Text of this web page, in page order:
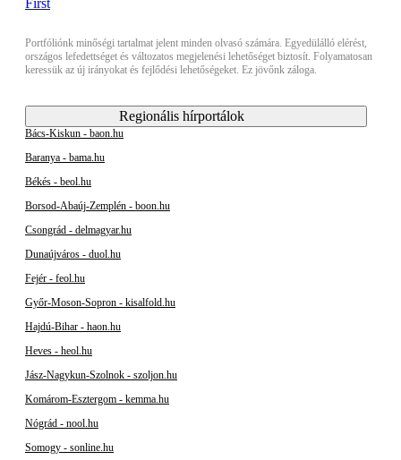
Portfóliónk minőségi tartalmat jelent minden olvasó számára. Egyedülálló elérést,
országos lefedettséget és változatos megjelenési lehetőséget biztosít. Folyamatosan
keressük az új irányokat és fejlődési lehetőségeket. Ez jövőnk záloga.
Regionális hírportálok
Bács-Kiskun - baon.hu
Baranya - bama.hu
Békés - beol.hu
Borsod-Abaúj-Zemplén - boon.hu
Csongrád - delmagyar.hu
Dunaújváros - duol.hu
Fejér - feol.hu
Győr-Moson-Sopron - kisalfold.hu
Hajdú-Bihar - haon.hu
Heves - heol.hu
Jász-Nagykun-Szolnok - szoljon.hu
Komárom-Esztergom - kemma.hu
Nógrád - nool.hu
Somogy - sonline.hu